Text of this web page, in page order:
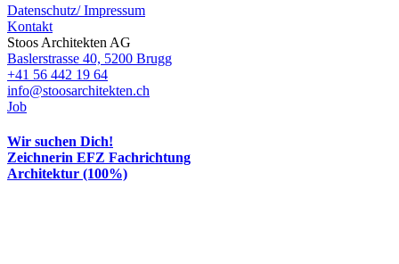
Datenschutz/ Impressum
Kontakt
Stoos Architekten AG
Baslerstrasse 40, 5200 Brugg
+41 56 442 19 64
info@stoosarchitekten.ch
Job
Wir suchen Dich!
Zeichnerin EFZ Fachrichtung
Architektur (100%)